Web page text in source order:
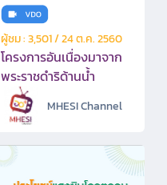
ผู้ชม : 3,501 / 24 ต.ค. 2560
โครงการอันเนื่องมาจาก
พระราชดำริด้านน้ำ
MHESI Channel